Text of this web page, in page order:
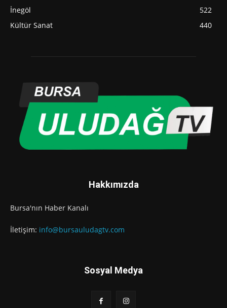
İnegöl
522
Kültür Sanat
440
Hakkımızda
Bursa'nın Haber Kanalı
İletişim: info@bursauludagtv.com
Sosyal Medya